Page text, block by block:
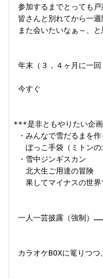
参加するまでとっても戸
皆さんと別れてから一週
また会いたいなぁ～、と
年末（３，４ヶ月に一回
今すぐ
***是非ともやりたい企
・みんなで雪だるまを
ぼっこ手袋（ミトンの
・雪中ジンギスカン
北大生ご用達の冒険
果してマイナスの世界
一人一芸披露（強制）……
カラオケBOXに篭りつ